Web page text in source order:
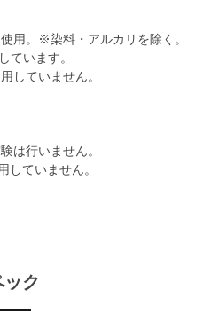
用。※染料・アルカリを除く。
ています。
していません。
は行いません。
ていません。
ック